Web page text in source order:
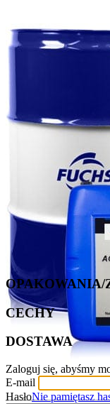
OPAKOWANIA/
CECHY
DOSTAWA
Zaloguj się, abyśmy
E-mail
HasłoNie pamiętasz